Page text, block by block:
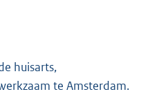
huisarts,
te Amsterdam.